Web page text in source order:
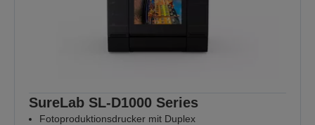
SureLab SL-D1000 Series
Fotoproduktionsdrucker mit Duplex